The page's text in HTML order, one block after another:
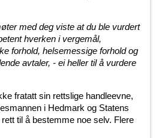
med deg viste at du ble vurdert
hverken i vergemål,
forhold, helsemessige forhold og
avtaler, - ei heller til å vurdere
fratatt sin rettslige handleevne,
i Hedmark og Statens
til å bestemme noe selv. Flere